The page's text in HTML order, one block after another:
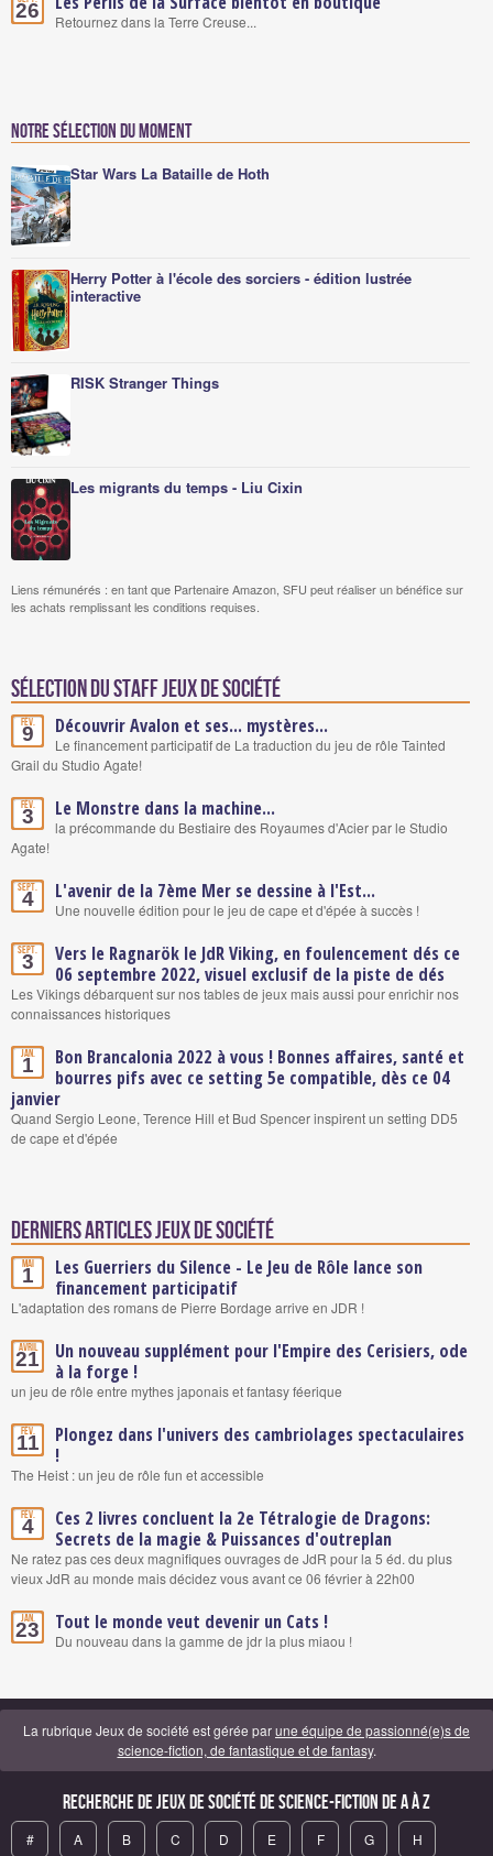
26 Retournez dans la Terre Creuse...
Notre sélection du moment
Star Wars La Bataille de Hoth
Herry Potter à l'école des sorciers - édition lustrée
interactive
RISK Stranger Things
Les migrants du temps - Liu Cixin
Liens rémunérés : en tant que Partenaire Amazon, SFU peut réaliser un bénéfice sur
les achats remplissant les conditions requises.
Sélection du staff Jeux de société
Fév.
9 Découvrir Avalon et ses... mystères...
Le financement participatif de La traduction du jeu de rôle Tainted
Grail du Studio Agate!
Fév.
3 Le Monstre dans la machine...
la précommande du Bestiaire des Royaumes d'Acier par le Studio
Agate!
Sept.
4 L'avenir de la 7ème Mer se dessine à l'Est...
Une nouvelle édition pour le jeu de cape et d'épée à succès !
Sept.
3
Vers le Ragnarök le JdR Viking, en foulencement dés ce
06 septembre 2022, visuel exclusif de la piste de dés
Les Vikings débarquent sur nos tables de jeux mais aussi pour enrichir nos
connaissances historiques
Jan.
1
Bon Brancalonia 2022 à vous ! Bonnes affaires, santé et
bourres pifs avec ce setting 5e compatible, dès ce 04
janvier
Quand Sergio Leone, Terence Hill et Bud Spencer inspirent un setting DD5
de cape et d'épée
Derniers articles Jeux de société
Mai
1
Les Guerriers du Silence - Le Jeu de Rôle lance son
financement participatif
L'adaptation des romans de Pierre Bordage arrive en JDR !
Avril
21
Un nouveau supplément pour l'Empire des Cerisiers, ode
à la forge !
un jeu de rôle entre mythes japonais et fantasy féerique
Fév.
11
Plongez dans l'univers des cambriolages spectaculaires
!
The Heist : un jeu de rôle fun et accessible
Fév.
4
Ces 2 livres concluent la 2e Tétralogie de Dragons:
Secrets de la magie & Puissances d'outreplan
Ne ratez pas ces deux magnifiques ouvrages de JdR pour la 5 éd. du plus
vieux JdR au monde mais décidez vous avant ce 06 février à 22h00
Jan.
23 Tout le monde veut devenir un Cats !
Du nouveau dans la gamme de jdr la plus miaou !
La rubrique Jeux de société est gérée parune équipe de passionné(e)s de
science-fiction, de fantastique et de fantasy.
Recherche de Jeux de société de science-fiction de A à Z
# A B C D E F G H